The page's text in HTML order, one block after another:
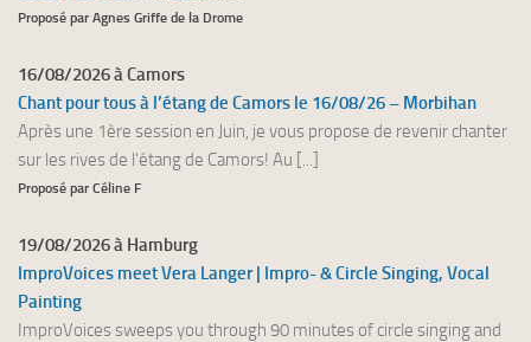
Proposé par Agnes Griffe de la Drome
16/08/2026 à Camors
Chant pour tous à l’étang de Camors le 16/08/26 – Morbihan
Après une 1ère session en Juin, je vous propose de revenir chanter
sur les rives de l’étang de Camors! Au [...]
Proposé par Céline F
19/08/2026 à Hamburg
ImproVoices meet Vera Langer | Impro- & Circle Singing, Vocal
Painting
ImproVoices sweeps you through 90 minutes of circle singing and